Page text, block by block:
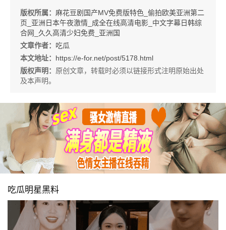
版权所属： 麻花豆剧国产MV免费版特色_偷拍欧美亚洲第二
页_亚洲日本午夜激情_成全在线高清电影_中文字幕日韩综
合网_久久高清少妇免费_亚洲国
文章作者： 吃瓜
本文地址： https://e-for.net/post/5178.html
版权声明： 原创文章，转载时必须以链接形式注明原始出处
及本声明。
吃瓜明星黑料